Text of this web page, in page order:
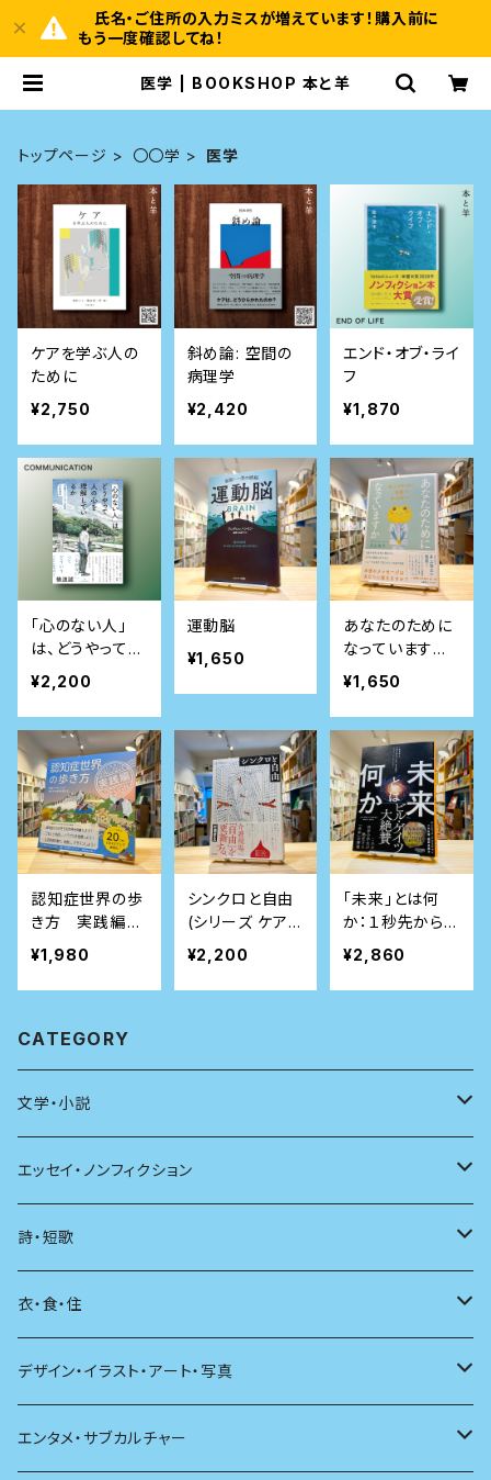
氏名・ご住所の入力ミスが増えています！購入前に
もう一度確認してね！
医学 | BOOKSHOP 本と羊
トップページ 〇〇学 医学
ケアを学ぶ人の
ために
¥2,750
斜め論: 空間の
病理学
¥2,420
エンド・オブ・ライ
フ
¥1,870
「心のない人」
は、どうやって人
の心を理解して
いるか──自閉
スペクトラム症
者の生活史
¥2,200
運動脳
¥1,650
あなたのために
なっています
か 暮らしの中
にある「看護」を
見つめ直して
¥1,650
認知症世界の歩
き方 実践編――対
話とデザインが
あなたの生活を
変える
¥1,980
シンクロと自由
(シリーズ ケアを
ひらく)
¥2,200
「未来」とは何
か：１秒先から宇
宙の終わりまで
を見通すビッグ・
クエスチョン
¥2,860
CATEGORY
文学・小説
日本
海外
日本語
文学理論
評論
エッセイ・ノンフィクション
エッセイ
日記
ノンフィクション
その他
詩・短歌
詩
短歌
その他
衣・食・住
着る
食べる
デザイン・イラスト・アート・写真
デザイン
エンタメ・サブカルチャー